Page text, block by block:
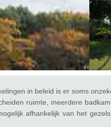
in beleid is er soms
ruimte, meerdere
afhankelijk van het